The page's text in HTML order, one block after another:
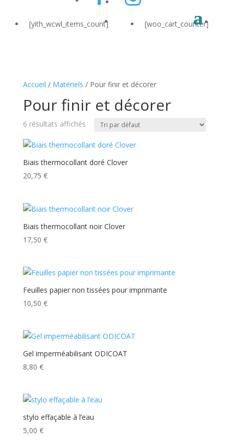
[yith_wcwl_items_count] [woo_cart_counter]
Accueil / Matériels / Pour finir et décorer
Pour finir et décorer
6 résultats affichés
Biais thermocollant doré Clover
20,75 €
Biais thermocollant noir Clover
17,50 €
Feuilles papier non tissées pour imprimante
10,50 €
Gel imperméabilisant ODICOAT
8,80 €
stylo effaçable à l’eau
5,00 €